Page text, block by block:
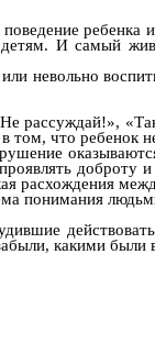
И самый
невольно
рассуждай!»,
что ребенок
доброту
расхождения
понимания
какими были